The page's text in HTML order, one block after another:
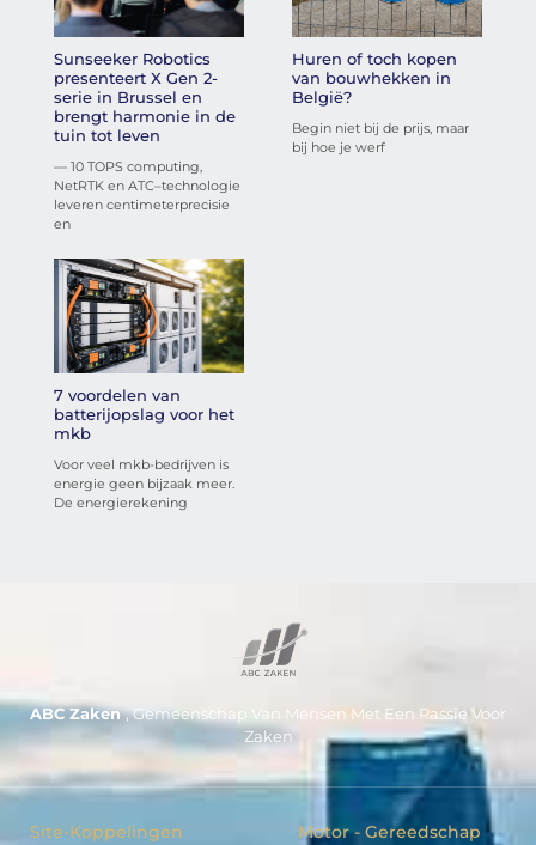
Sunseeker Robotics
presenteert X Gen 2-
serie in Brussel en
brengt harmonie in de
tuin tot leven
— 10 TOPS computing,
NetRTK en ATC–technologie
leveren centimeterprecisie
en
Huren of toch kopen
van bouwhekken in
België?
Begin niet bij de prijs, maar
bij hoe je werf
7 voordelen van
batterijopslag voor het
mkb
Voor veel mkb-bedrijven is
energie geen bijzaak meer.
De energierekening
ABC Zaken, Gemeenschap Van Mensen Met Een Passie Voor
Zaken
Site-Koppelingen Motor - Gereedschap